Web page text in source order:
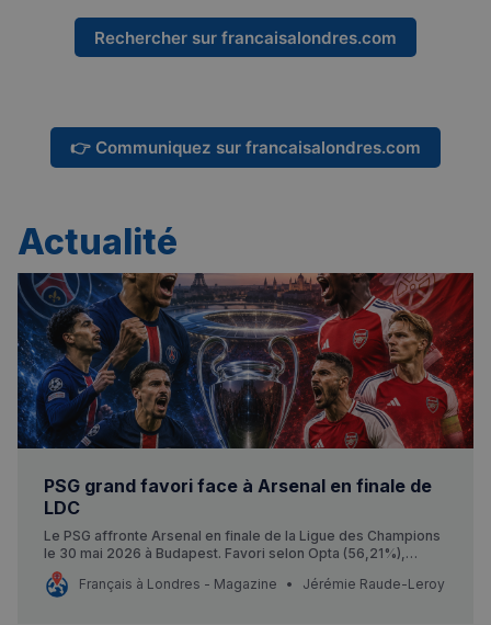
Recherche ✨Chatbot IA
Rechercher dans Français à Londres - Magazine
RECHERCHES POPULAIRES
Annuaire des professionnels
Visites guidées
Rechercher sur francaisalondres.com
👉 Communiquez sur francaisalondres.com
Actualité
PSG grand favori face à Arsenal en finale de
LDC
Le PSG affronte Arsenal en finale de la Ligue des Champions
le 30 mai 2026 à Budapest. Favori selon Opta (56,21%),
soutenu par 74% des Français.
Français à Londres - Magazine
Jérémie Raude-Leroy